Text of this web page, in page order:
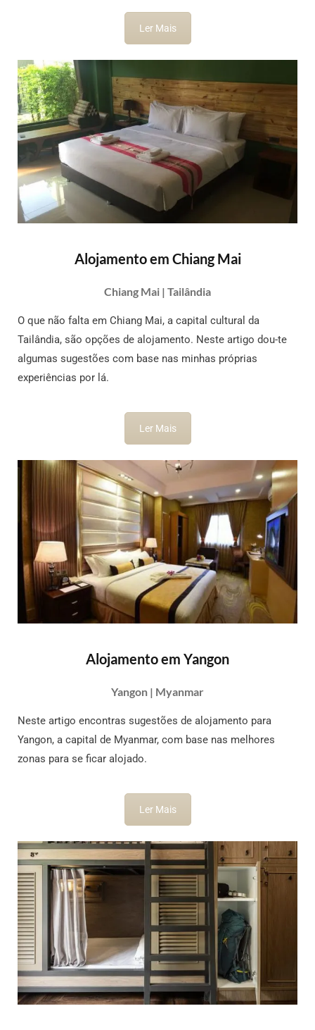
Ler Mais
Alojamento em Chiang Mai
Chiang Mai | Tailândia
O que não falta em Chiang Mai, a capital cultural da
Tailândia, são opções de alojamento. Neste artigo dou-te
algumas sugestões com base nas minhas próprias
experiências por lá.
Ler Mais
Alojamento em Yangon
Yangon | Myanmar
Neste artigo encontras sugestões de alojamento para
Yangon, a capital de Myanmar, com base nas melhores
zonas para se ficar alojado.
Ler Mais